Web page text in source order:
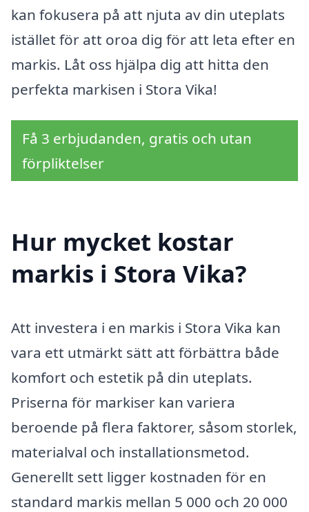
kan fokusera på att njuta av din uteplats
istället för att oroa dig för att leta efter en
markis. Låt oss hjälpa dig att hitta den
perfekta markisen i Stora Vika!
Få 3 erbjudanden, gratis och utan
förpliktelser
Hur mycket kostar
markis i Stora Vika?
Att investera i en markis i Stora Vika kan
vara ett utmärkt sätt att förbättra både
komfort och estetik på din uteplats.
Priserna för markiser kan variera
beroende på flera faktorer, såsom storlek,
materialval och installationsmetod.
Generellt sett ligger kostnaden för en
standard markis mellan 5 000 och 20 000